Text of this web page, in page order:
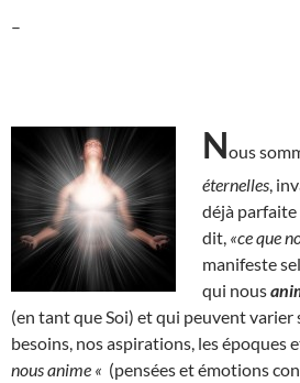
–
Nous
éternelles ,
déjà parfaite
dit, «ce que
manifeste
qui nous
(en tant que Soi) et qui peuvent varier
besoins, nos aspirations, les époques
nous anime « (pensées et émotions